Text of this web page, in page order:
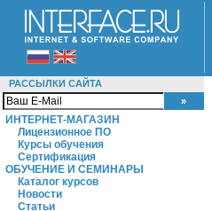
РАССЫЛКИ САЙТА
ИНТЕРНЕТ-МАГАЗИН
Лицензионное ПО
Курсы обучения
Сертификация
ОБУЧЕНИЕ И СЕМИНАРЫ
Каталог курсов
Новости
Статьи